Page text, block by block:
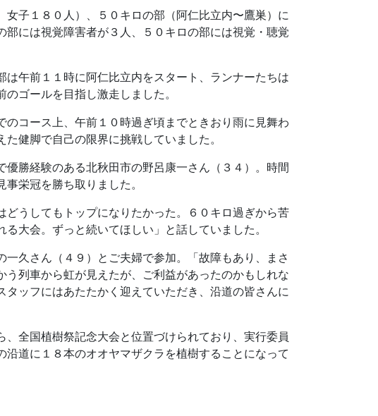
子１８０人）、５０キロの部（阿仁比立内〜鷹巣）に
には視覚障害者が３人、５０キロの部には視覚・聴覚
午前１１時に阿仁比立内をスタート、ランナーたちは
ゴールを目指し激走しました。
コース上、午前１０時過ぎ頃までときおり雨に見舞わ
健脚で自己の限界に挑戦していました。
勝経験のある北秋田市の野呂康一さん（３４）。時間
栄冠を勝ち取りました。
うしてもトップになりたかった。６０キロ過ぎから苦
大会。ずっと続いてほしい」と話していました。
久さん（４９）とご夫婦で参加。「故障もあり、まさ
列車から虹が見えたが、ご利益があったのかもしれな
ッフにはあたたかく迎えていただき、沿道の皆さんに
全国植樹祭記念大会と位置づけられており、実行委員
道に１８本のオオヤマザクラを植樹することになって